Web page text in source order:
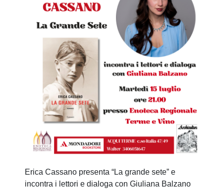
Erica Cassano presenta “La grande sete” e
incontra i lettori e dialoga con Giuliana Balzano